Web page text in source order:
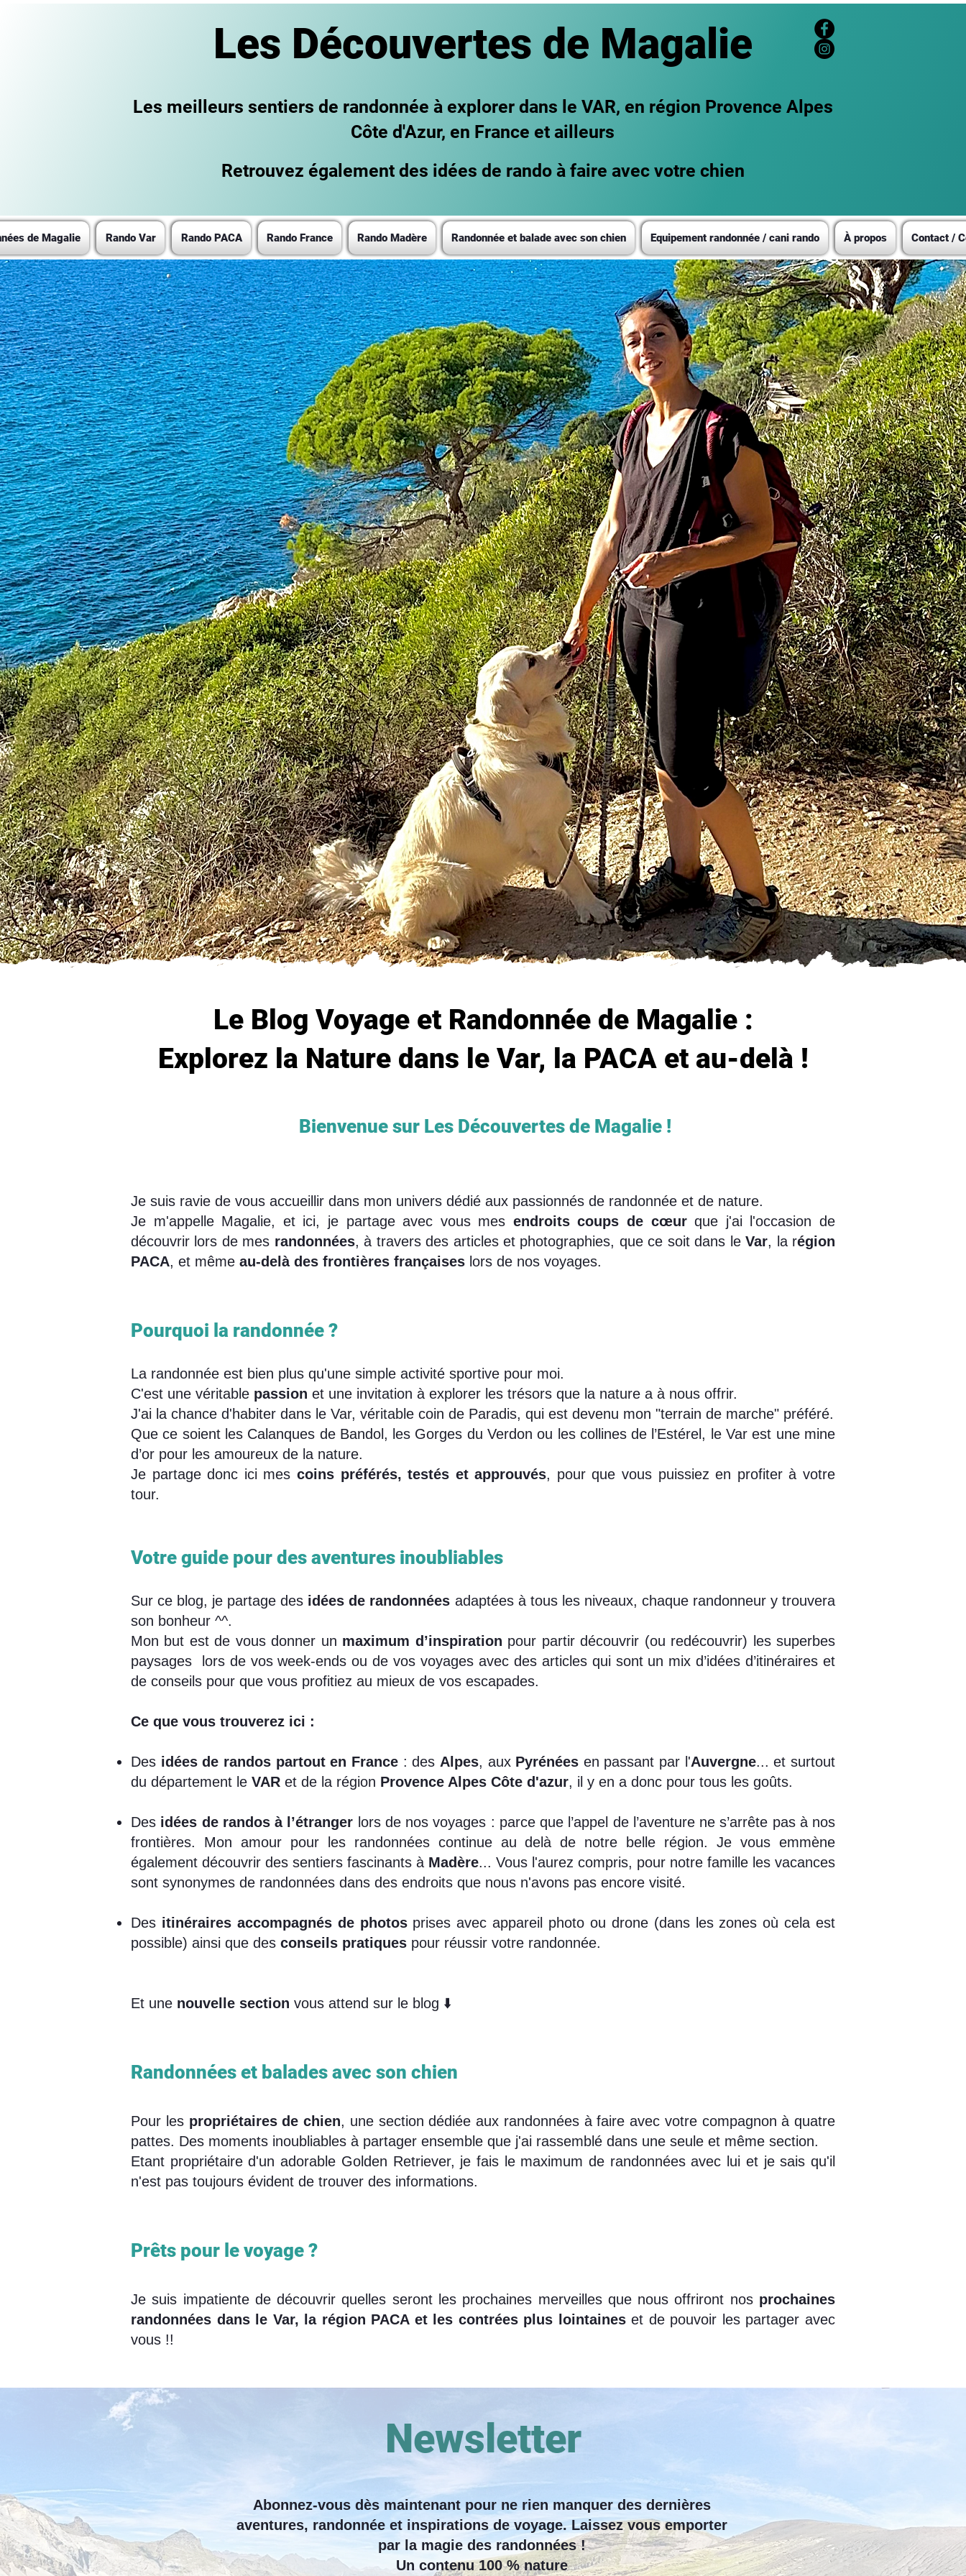
Les Découvertes de Magalie
Les meilleurs sentiers de randonnée à explorer dans le VAR, en région Provence Alpes
Côte d'Azur, en France et ailleurs
Retrouvez également des idées de rando à faire avec votre chien
de Magalie Rando Var Rando PACA Rando France Rando Madère Randonnée et balade avec son chien Equipement randonnée / cani rando À propos Contact /
Le Blog Voyage et Randonnée de Magalie :
Explorez la Nature dans le Var, la PACA et au-delà !
Bienvenue sur Les Découvertes de Magalie !
Je suis ravie de vous accueillir dans mon univers dédié aux passionnés de randonnée et de nature.
Je m'appelle Magalie, et ici, je partage avec vous mes endroits coups de cœurque j'ai l'occasion de
découvrir lors de mes randonnées, à travers des articles et photographies, que ce soit dans leVar, la région
PACA, et même au-delà des frontières françaises lors de nos voyages.
Pourquoi la randonnée ?​
La randonnée est bien plus qu'une simple activité sportive pour moi.
C'est une véritable passion et une invitation à explorer les trésors que la nature a à nous offrir.
J'ai la chance d'habiter dans le Var, véritable coin de Paradis, qui est devenu mon "terrain de marche" préféré.
Que ce soient les Calanques de Bandol, les Gorges du Verdon ou les collines de l’Estérel, le Var est une mine
d’or pour les amoureux de la nature.
Je partage donc ici mes coins préférés, testés et approuvés, pour que vous puissiez en profiter à votre
tour.
Votre guide pour des aventures inoubliables
Sur ce blog, je partage des idées de randonnées adaptées à tous les niveaux, chaque randonneur y trouvera
son bonheur ^^.
Mon but est de vous donner un maximum d’inspiration pour partir découvrir (ou redécouvrir) les superbes
paysages lors de vos week-ends ou de vos voyages avec des articles qui sont un mix d’idées d’itinéraires et
de conseils pour que vous profitiez au mieux de vos escapades.
Ce que vous trouverez ici :
​Des idées de randos partout en France: des Alpes, aux Pyrénées en passant par l'Auvergne... et surtout
du département le VAR et de la région Provence Alpes Côte d'azur, il y en a donc pour tous les goûts.
Des idées de randos à l’étranger lors de nos voyages : parce que l’appel de l’aventure ne s’arrête pas à nos
frontières. Mon amour pour les randonnées continue au delà de notre belle région. Je vous emmène
également découvrir des sentiers fascinants à Madère... Vous l'aurez compris, pour notre famille les vacances
sont synonymes de randonnées dans des endroits que nous n'avons pas encore visité.
Des itinéraires accompagnés de photosprises avec appareil photo ou drone (dans les zones où cela est
possible) ainsi que des conseils pratiques pour réussir votre randonnée.
Et une nouvelle section vous attend sur le blog ⬇️
Randonnées et balades avec son chien
Pour les propriétaires de chien, une section dédiée aux randonnées à faire avec votre compagnon à quatre
pattes. Des moments inoubliables à partager ensemble que j'ai rassemblé dans une seule et même section.
Etant propriétaire d'un adorable Golden Retriever, je fais le maximum de randonnées avec lui et je sais qu'il
n'est pas toujours évident de trouver des informations.
Prêts pour le voyage ?
Je suis impatiente de découvrir quelles seront les prochaines merveilles que nous offriront nos prochaines
randonnées dans le Var, la région PACA et les contrées plus lointaineset de pouvoir les partager avec
vous !!
Newsletter
Abonnez-vous dès maintenant pour ne rien manquer des dernières
aventures, randonnée et inspirations de voyage. Laissez vous emporter
par la magie des randonnées !
Un contenu 100 % nature